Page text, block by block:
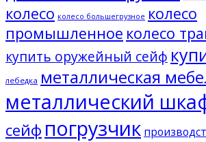
колесо колесо большегрузное колесо
промышленное колесо
купить оружейный сейф
лебедка металлическая
металлический
сейф погрузчик